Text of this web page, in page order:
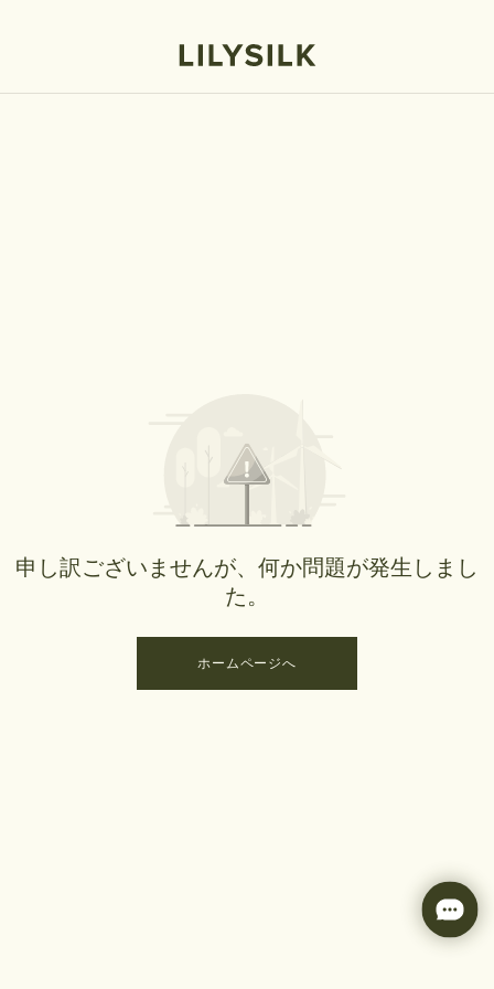
申し訳ございませんが、何か問題が発生しまし
た。
ホームページへ